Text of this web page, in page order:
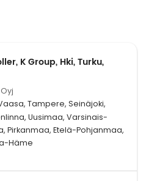
K Group, Hki, Turku,
Tampere, Seinäjoki,
Uusimaa, Varsinais-
Pirkanmaa, Etelä-Pohjanmaa,
Häme